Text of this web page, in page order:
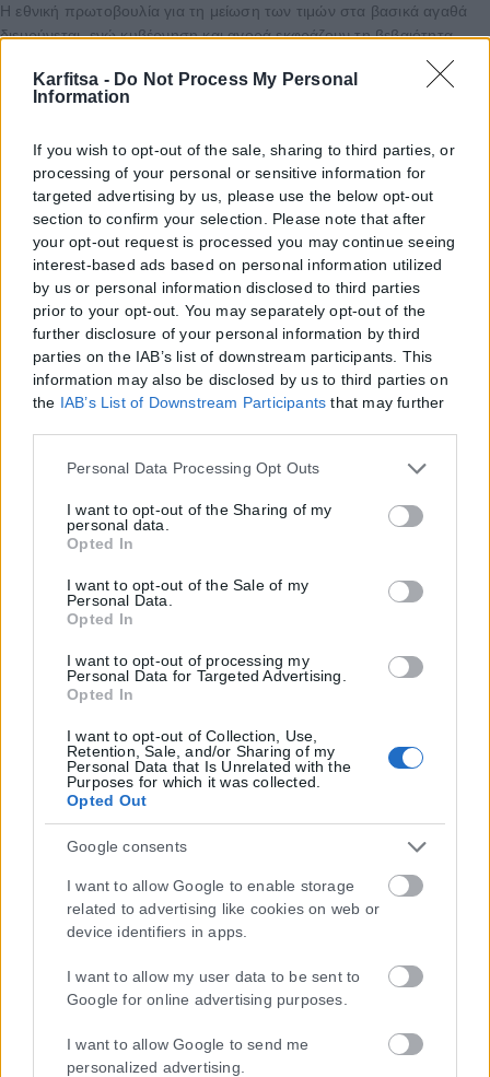
Karfitsa - Do Not Process My Personal
Information
If you wish to opt-out of the sale, sharing to third parties, or
processing of your personal or sensitive information for
targeted advertising by us, please use the below opt-out
section to confirm your selection. Please note that after
your opt-out request is processed you may continue seeing
interest-based ads based on personal information utilized
by us or personal information disclosed to third parties
prior to your opt-out. You may separately opt-out of the
further disclosure of your personal information by third
parties on the IAB’s list of downstream participants. This
information may also be disclosed by us to third parties on
the IAB’s List of Downstream Participants that may further
Please note that this website/app uses one or more Google
but not limited to your visit or usage behaviour. You may
click to grant or deny consent to Google and its third-party
tags to use your data for below specified purposes in below
Google consent section.
Personal Data Processing Opt Outs
I want to opt-out of the Sharing of my
personal data.
Opted In
I want to opt-out of the Sale of my
Personal Data.
Opted In
I want to opt-out of processing my
Personal Data for Targeted Advertising.
Opted In
I want to opt-out of Collection, Use,
Retention, Sale, and/or Sharing of my
Personal Data that Is Unrelated with the
Purposes for which it was collected.
Opted Out
Google consents
I want to allow Google to enable storage
related to advertising like cookies on web or
device identifiers in apps.
I want to allow my user data to be sent to
Google for online advertising purposes.
I want to allow Google to send me
personalized advertising.
Η εθνική πρωτοβουλία για τη μείωση των τιμών στα βασικά αγαθά
διευρύνεται, ενώ κυβέρνηση και αγορά εκφράζουν τη βεβαιότητα